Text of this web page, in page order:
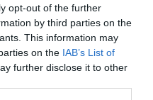
opt-out of the further
by third parties on the
This information may
on the IAB’s List of
further disclose it to other